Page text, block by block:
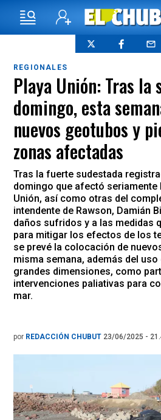
REGIONALES
Playa Unión: Tras la
domingo, esta
nuevos geotubos y
zonas afectadas
Tras la fuerte sudestada
domingo que afectó seriamente
Unión, así como otras del
intendente de Rawson, Damián
daños sufridos y a las medidas
para mitigar los efectos de los
se prevé la colocación de
misma semana, además del uso
grandes dimensiones, como
intervenciones paliativas para
mar.
por REDACCIÓN CHUBUT 23/06/2025 -